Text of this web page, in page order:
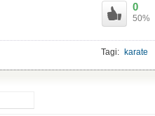
0
50%
Tagi: karate